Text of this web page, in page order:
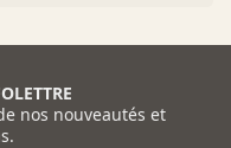
nos nouveautés et